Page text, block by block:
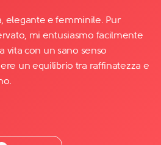
elegante e femminile. Pur
mi entusiasmo facilmente
vita con un sano senso
un equilibrio tra raffinatezza e